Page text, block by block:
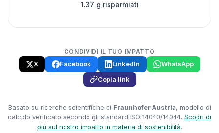
1.37 g risparmiati
CONDIVIDI IL TUO IMPATTO
X Facebook LinkedIn
WhatsApp
Copia link
Basato su ricerche scientifiche di Fraunhofer Austria, modello di
calcolo verificato secondo gli standard ISO 14040/14044. Scopri di
più sul nostro impatto in materia di sostenibilità.